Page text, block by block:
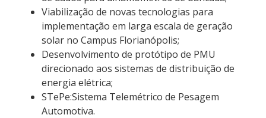
Viabilização de novas tecnologias para
implementação em larga escala de geração
solar no Campus Florianópolis;
Desenvolvimento de protótipo de PMU
direcionado aos sistemas de distribuição de
energia elétrica;
STePe:Sistema Telemétrico de Pesagem
Automotiva.